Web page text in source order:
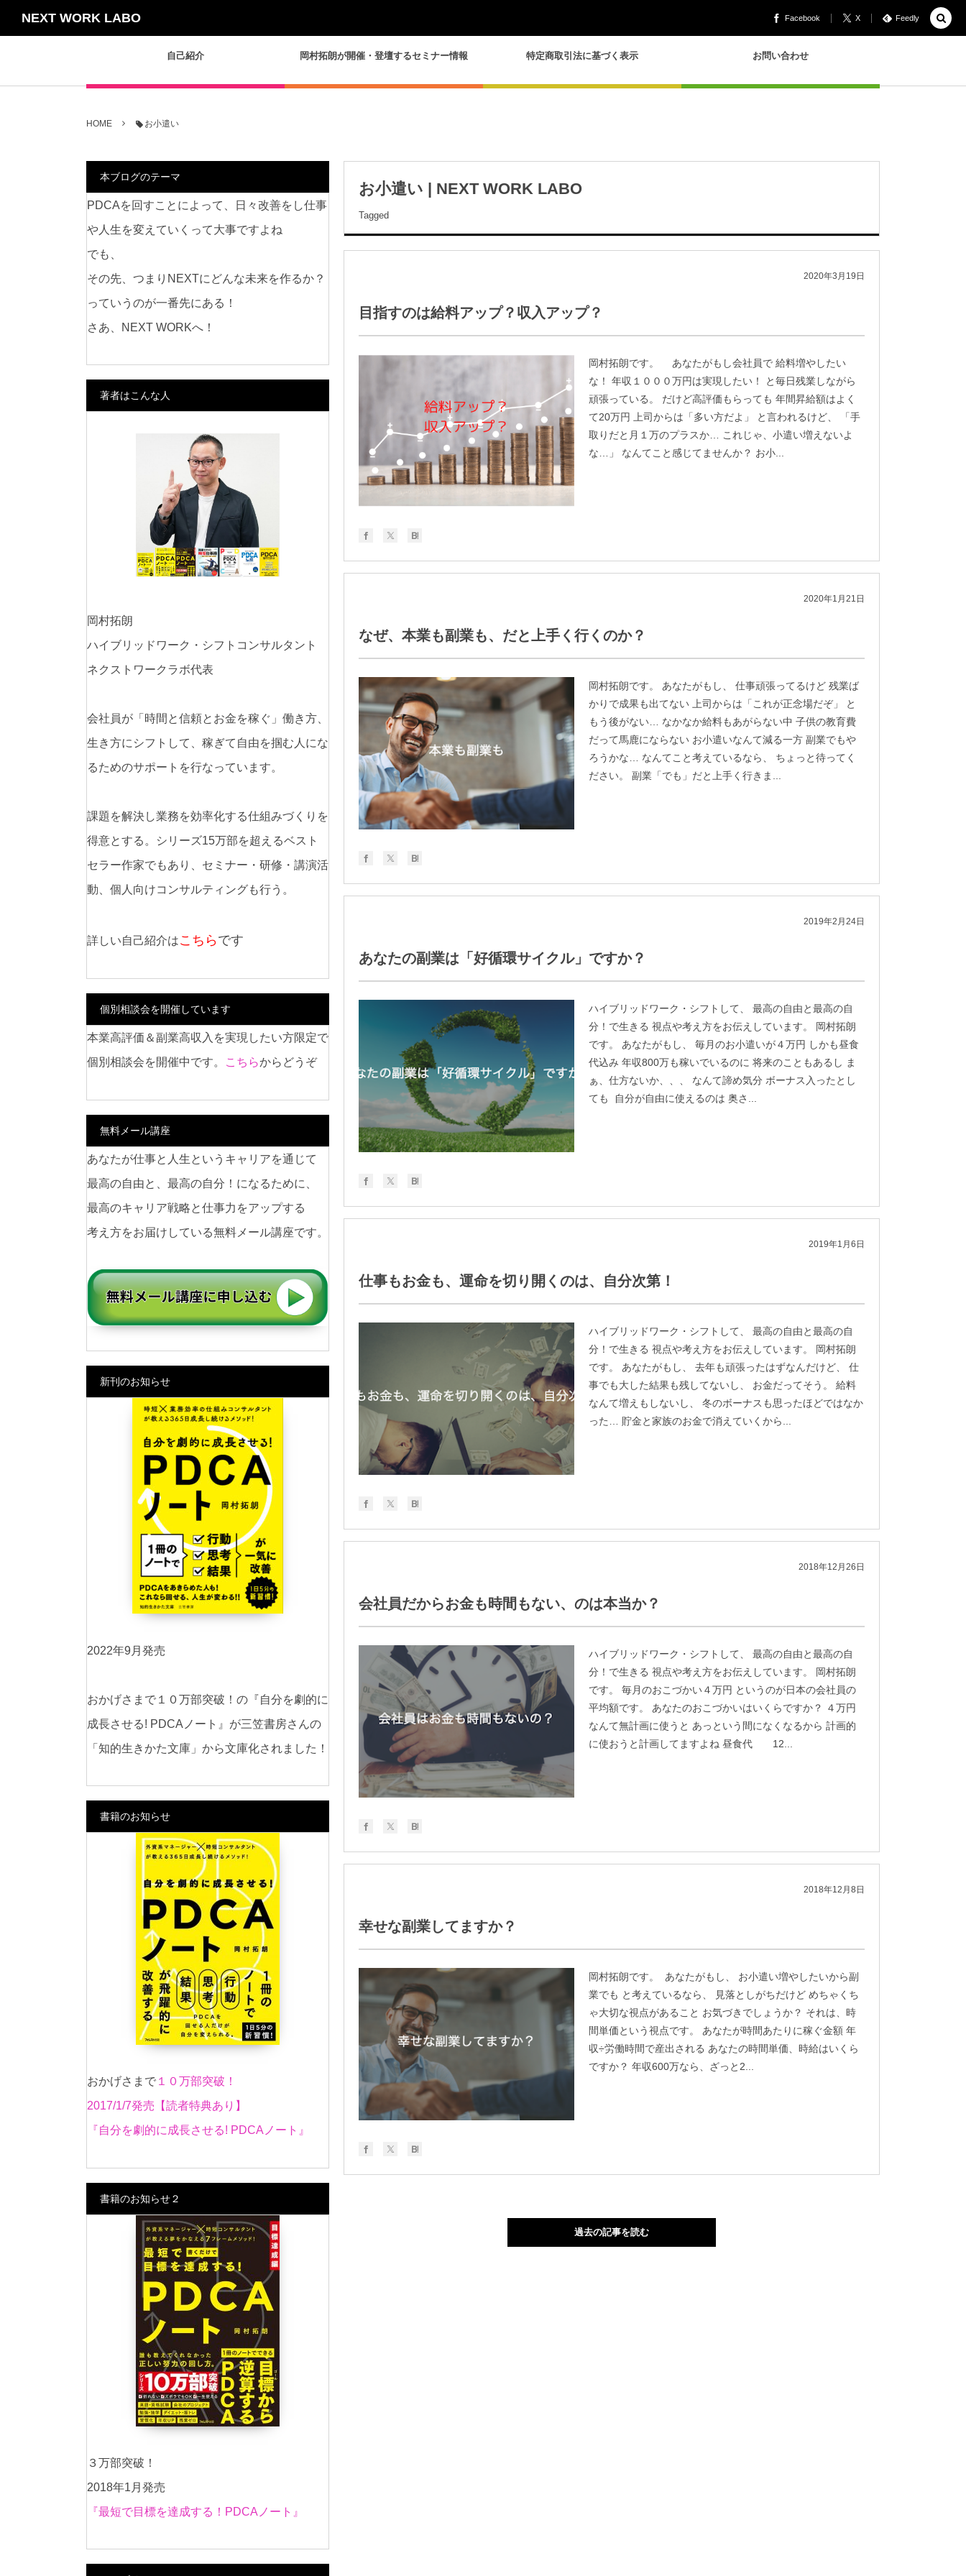
NEXT WORK LABO Facebook X Feedly
自己紹介 岡村拓朗が開催・登壇するセミナー情報 特定商取引法に基づく表示 お問い合わせ
HOME お小遣い
お小遣い | NEXT WORK LABO
Tagged
2020年3月19日
目指すのは給料アップ？収入アップ？
岡村拓朗です。 あなたがもし会社員で 給料増やしたい
な！ 年収１０００万円は実現したい！ と毎日残業しながら
頑張っている。 だけど高評価もらっても 年間昇給額はよく
て20万円 上司からは「多い方だよ」 と言われるけど、 「手
取りだと月１万のプラスか… これじゃ、小遣い増えないよ
な…」 なんてこと感じてませんか？ お小...
2020年1月21日
なぜ、本業も副業も、だと上手く行くのか？
岡村拓朗です。 あなたがもし、 仕事頑張ってるけど 残業ば
かりで成果も出てない 上司からは「これが正念場だぞ」 と
もう後がない… なかなか給料もあがらない中 子供の教育費
だって馬鹿にならない お小遣いなんて減る一方 副業でもや
ろうかな… なんてこと考えているなら、 ちょっと待ってく
ださい。 副業「でも」だと上手く行きま...
2019年2月24日
あなたの副業は「好循環サイクル」ですか？
ハイブリッドワーク・シフトして、 最高の自由と最高の自
分！で生きる 視点や考え方をお伝えしています。 岡村拓朗
です。 あなたがもし、 毎月のお小遣いが４万円 しかも昼食
代込み 年収800万も稼いでいるのに 将来のこともあるし ま
ぁ、仕方ないか、、、 なんて諦め気分 ボーナス入ったとし
ても 自分が自由に使えるのは 奥さ...
2019年1月6日
仕事もお金も、運命を切り開くのは、自分次第！
ハイブリッドワーク・シフトして、 最高の自由と最高の自
分！で生きる 視点や考え方をお伝えしています。 岡村拓朗
です。 あなたがもし、 去年も頑張ったはずなんだけど、 仕
事でも大した結果も残してないし、 お金だってそう。 給料
なんて増えもしないし、 冬のボーナスも思ったほどではなか
った… 貯金と家族のお金で消えていくから...
2018年12月26日
会社員だからお金も時間もない、のは本当か？
ハイブリッドワーク・シフトして、 最高の自由と最高の自
分！で生きる 視点や考え方をお伝えしています。 岡村拓朗
です。 毎月のおこづかい４万円 というのが日本の会社員の
平均額です。 あなたのおこづかいはいくらですか？ ４万円
なんて無計画に使うと あっという間になくなるから 計画的
に使おうと計画してますよね 昼食代 12...
2018年12月8日
幸せな副業してますか？
岡村拓朗です。 あなたがもし、 お小遣い増やしたいから副
業でも と考えているなら、 見落としがちだけど めちゃくち
ゃ大切な視点があること お気づきでしょうか？ それは、時
間単価という視点です。 あなたが時間あたりに稼ぐ金額 年
収÷労働時間で産出される あなたの時間単価、時給はいくら
ですか？ 年収600万なら、ざっと2...
過去の記事を読む
本ブログのテーマ
PDCAを回すことによって、日々改善をし仕事
や人生を変えていくって大事ですよね
でも、
その先、つまりNEXTにどんな未来を作るか？
っていうのが一番先にある！
さあ、NEXT WORKへ！
著者はこんな人
岡村拓朗
ハイブリッドワーク・シフトコンサルタント
ネクストワークラボ代表
会社員が「時間と信頼とお金を稼ぐ」働き方、
生き方にシフトして、稼ぎて自由を掴む人にな
るためのサポートを行なっています。
課題を解決し業務を効率化する仕組みづくりを
得意とする。シリーズ15万部を超えるベスト
セラー作家でもあり、セミナー・研修・講演活
動、個人向けコンサルティングも行う。
詳しい自己紹介はこちらです
個別相談会を開催しています
本業高評価＆副業高収入を実現したい方限定で
個別相談会を開催中です。
こちらからどうぞ
無料メール講座
あなたが仕事と人生というキャリアを通じて
最高の自由と、最高の自分！になるために、
最高のキャリア戦略と仕事力をアップする
考え方をお届けしている無料メール講座です。
新刊のお知らせ
2022年9月発売
おかげさまで１０万部突破！の『自分を劇的に
成長させる! PDCAノート』が三笠書房さんの
「知的生きかた文庫」から文庫化されました！
書籍のお知らせ
おかげさまで １０万部突破！
2017/1/7発売【読者特典あり】
『自分を劇的に成長させる! PDCAノート』
書籍のお知らせ２
３万部突破！
2018年1月発売
『最短で目標を達成する！PDCAノート』